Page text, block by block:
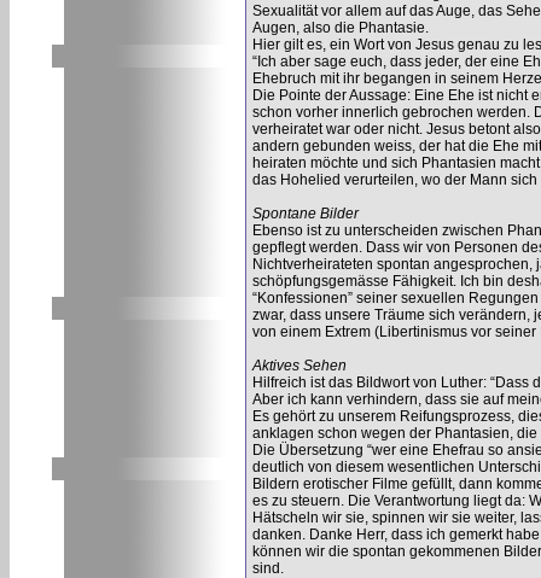
Sexualität vor allem auf das Auge, das
Augen, also die Phantasie.
Hier gilt es, ein Wort von Jesus genau zu
“Ich aber sage euch, dass jeder, der eine
Ehebruch mit ihr begangen in seinem
Die Pointe der Aussage: Eine Ehe ist nicht
schon vorher innerlich gebrochen werden.
verheiratet war oder nicht. Jesus betont
andern gebunden weiss, der hat die Ehe
heiraten möchte und sich Phantasien
das Hohelied verurteilen, wo der Mann
Spontane Bilder
Ebenso ist zu unterscheiden zwischen
gepflegt werden. Dass wir von Personen
Nichtverheirateten spontan
schöpfungsgemässe Fähigkeit. Ich bin
“Konfessionen” seiner sexuellen
zwar, dass unsere Träume sich verändern,
von einem Extrem (Libertinismus vor
Aktives Sehen
Hilfreich ist das Bildwort von Luther:
Aber ich kann verhindern, dass sie auf
Es gehört zu unserem Reifungsprozess,
anklagen schon wegen der Phantasien,
Die Übersetzung “wer eine Ehefrau so
deutlich von diesem wesentlichen
Bildern erotischer Filme gefüllt, dann
es zu steuern. Die Verantwortung liegt da:
Hätscheln wir sie, spinnen wir sie weiter,
danken. Danke Herr, dass ich gemerkt
können wir die spontan gekommenen
sind.